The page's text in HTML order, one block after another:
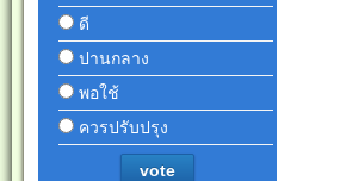
ดี
ปานกลาง
พอใช้
ควรปรับปรุง
vote